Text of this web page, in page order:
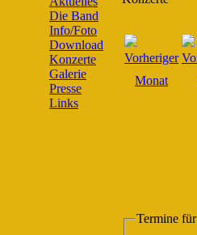
Die Band
Info/Foto
Download
Konzerte
Galerie
Presse
Links
Termine für